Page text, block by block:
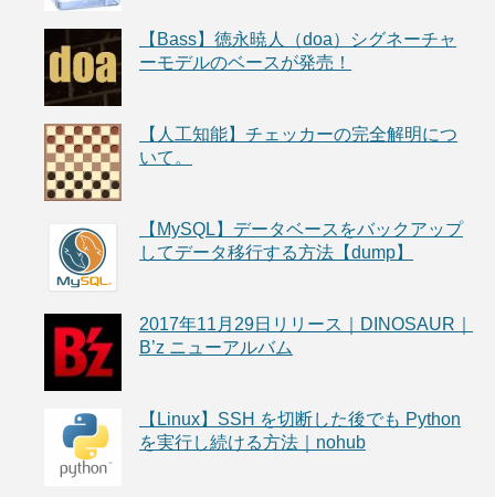
【Bass】徳永暁人（doa）シグネーチャ
ーモデルのベースが発売！
【人工知能】チェッカーの完全解明につ
いて。
【MySQL】データベースをバックアップ
してデータ移行する方法【dump】
2017年11月29日リリース｜DINOSAUR｜
B’z ニューアルバム
【Linux】SSH を切断した後でも Python
を実行し続ける方法｜nohub